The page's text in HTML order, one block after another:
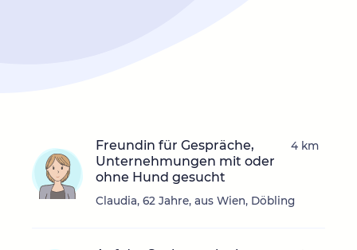
Freundin für Gespräche,
Unternehmungen mit oder
ohne Hund gesucht
Claudia, 62 Jahre, aus Wien, Döbling
4 km